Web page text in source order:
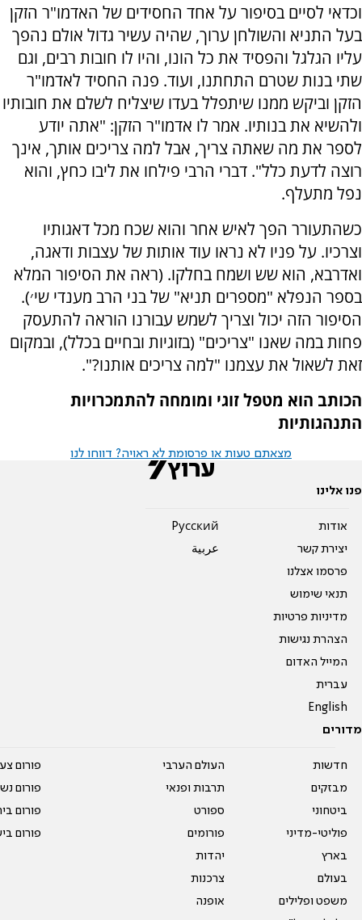
וכדאי לסיים בסיפור על אחד החסידים של האדמו"ר הזקן
בעל התניא והשולחן ערוך, שהיה עשיר גדול אולם נהפך
עליו הגלגל והפסיד את כל הונו, והיו לו חובות רבים, וגם
שתי בנות שטרם התחתנו, ועוד. פנה החסיד לאדמו"ר
הזקן וביקש ממנו שיתפלל בעדו שיצליח לשלם את חובותיו
ולהשיא את בנותיו. אמר לו אדמו"ר הזקן: "אתה יודע
לספר את מה שאתה צריך, אבל למה צריכים אותך, אינך
רוצה לדעת כלל". דברי הרבי פילחו את ליבו כחץ, והוא
נפל מתעלף.
כשהתעורר הפך לאיש אחר והוא שכח מכל דאגותיו
וצרכיו. על פניו לא נראו עוד אותות של עצבות ודאגה,
ואדרבא, הוא שש ושמח בחלקו. (ראה את הסיפור המלא
בספר הנפלא "מספרים תניא" של בני הרב מענדי שי׳).
הסיפור הזה יכול וצריך לשמש עבורנו הוראה להתעסק
פחות במה שאנו "צריכים" (בזוגיות ובחיים בכלל), ובמקום
זאת לשאול את עצמנו "למה צריכים אותנו?".
הכותב הוא מטפל זוגי ומומחה להתמכרויות
התנהגותיות
מצאתם טעות או פרסומת לא ראויה? דווחו לנו
פנו אלינו
אודות
יצירת קשר
פרסמו אצלנו
תנאי שימוש
מדיניות פרטיות
הצהרת נגישות
המייל האדום
עברית
English
Pусский
عربية
מדורים
חדשות
מבזקים
ביטחוני
פוליטי-מדיני
בארץ
בעולם
משפט ופלילים
העולם הערבי
תרבות ופנאי
ספורט
פורומים
יהדות
צרכנות
אופנה
פורום
פורום
פורום
פורום